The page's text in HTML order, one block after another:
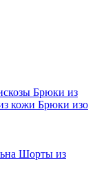
Брюки из
кожи Брюки изо
Шорты из